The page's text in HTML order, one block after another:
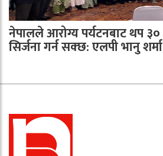
नेपालले आरोग्य पर्यटनबाट थप
सिर्जना गर्न सक्छ: एलपी भानु शर्मा